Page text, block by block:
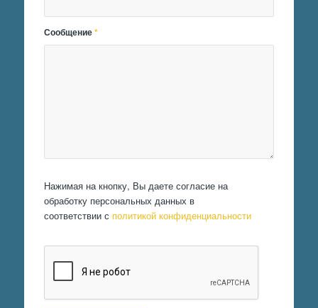
Сообщение*
Нажимая на кнопку, Вы даете согласие на
обработку персональных данных в
соответствии с политикой конфиденциальности